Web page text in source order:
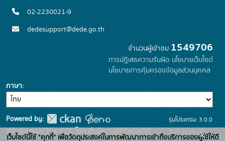
02-2230021-9
dedesupport@dede.go.th
จำนวนผู้เข้าชม 1549706
การปฏิเสธความรับผิด นโยบายเว็บไซต์
นโยบายการคุ้มครองข้อมูลส่วนบุคคล
ภาษา
Powered by:
สนับสนุนระบบ Thai-GDC โดย สำนักงานสถิติแห่งชาติ
รุ่นโปรแกรม: 3.0.0
วันที่: 2025-05-
เว็บไซต์นี้ใช้ "คุกกี้" เพื่อวัตถุประสงค์ในการพัฒนาการเข้าถึงบริการของผู้ใช้ให้ดี
x